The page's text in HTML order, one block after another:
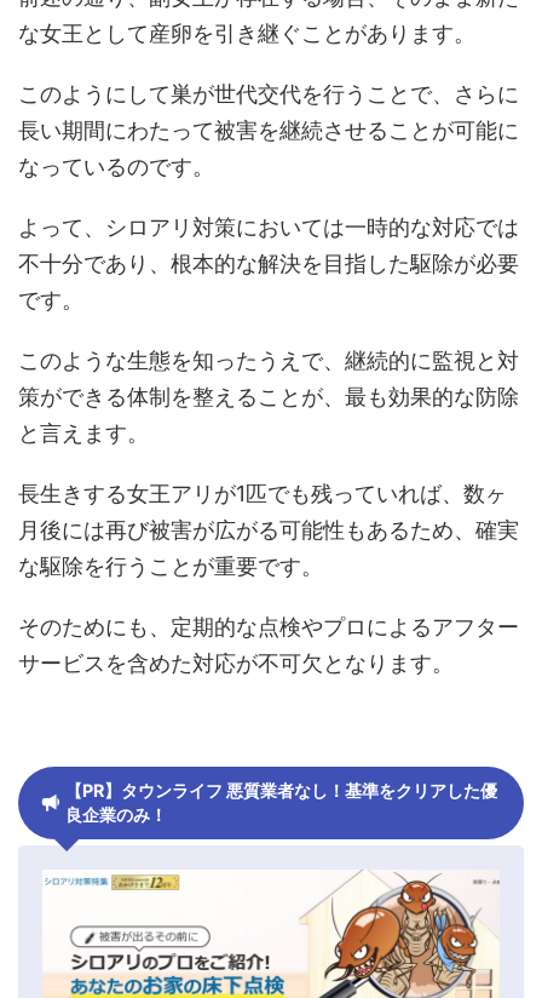
な女王として産卵を引き継ぐことがあります。
このようにして巣が世代交代を行うことで、さらに
長い期間にわたって被害を継続させることが可能に
なっているのです。
よって、シロアリ対策においては一時的な対応では
不十分であり、根本的な解決を目指した駆除が必要
です。
このような生態を知ったうえで、継続的に監視と対
策ができる体制を整えることが、最も効果的な防除
と言えます。
長生きする女王アリが1匹でも残っていれば、数ヶ
月後には再び被害が広がる可能性もあるため、確実
な駆除を行うことが重要です。
そのためにも、定期的な点検やプロによるアフター
サービスを含めた対応が不可欠となります。
【PR】タウンライフ 悪質業者なし！基準をクリアした優
良企業のみ！